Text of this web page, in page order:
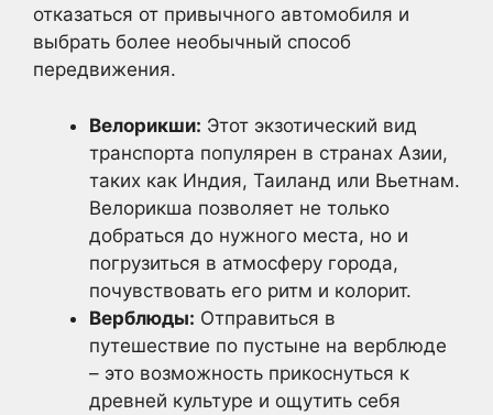
отказаться от привычного автомобиля и
выбрать более необычный способ
передвижения.
Велорикши: Этот экзотический вид
транспорта популярен в странах Азии,
таких как Индия, Таиланд или Вьетнам.
Велорикша позволяет не только
добраться до нужного места, но и
погрузиться в атмосферу города,
почувствовать его ритм и колорит.
Верблюды: Отправиться в
путешествие по пустыне на верблюде
– это возможность прикоснуться к
древней культуре и ощутить себя